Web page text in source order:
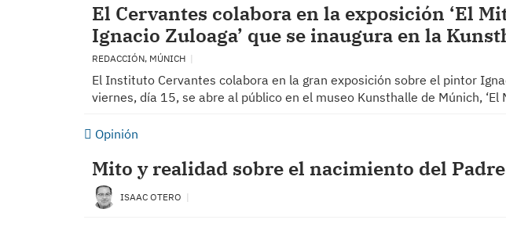
El Cervantes colabora en la exposición ‘El
Ignacio Zuloaga’ que se inaugura en la
REDACCIÓN, MÚNICH
El Instituto Cervantes colabora en la gran exposición sobre el pintor
viernes, día 15, se abre al público en el museo Kunsthalle de Múnich,
Opinión
Mito y realidad sobre el nacimiento del
ISAAC OTERO